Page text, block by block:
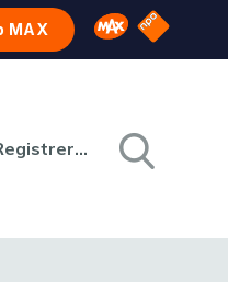
MAX Omroep MAX
NPO
Registreren